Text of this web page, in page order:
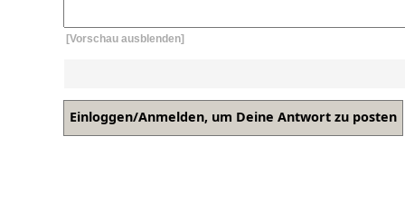
[Vorschau ausblenden]